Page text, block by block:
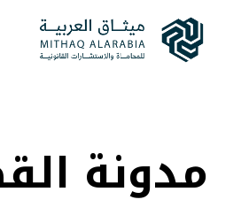
مدونة